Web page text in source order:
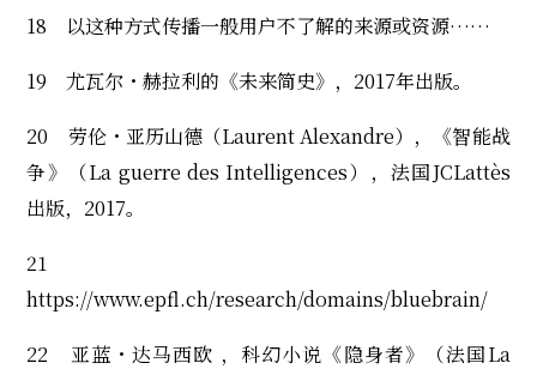
18 以这种方式传播一般用户不了解的来源或资源……
19 尤瓦尔・赫拉利的《未来简史》，2017年出版。
20 劳伦・亚历山德（Laurent Alexandre），《智能战
争》（La guerre des Intelligences），法国JCLattès
出版，2017。
21
https://www.epfl.ch/research/domains/bluebrain/
22 亚蓝・达马西欧 ，科幻小说《隐身者》（法国La